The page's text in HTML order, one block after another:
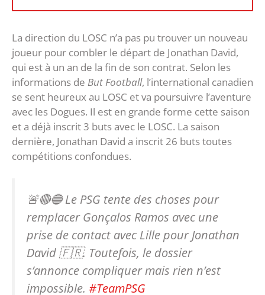
La direction du LOSC n’a pas pu trouver un nouveau
joueur pour combler le départ de Jonathan David,
qui est à un an de la fin de son contrat. Selon les
informations de But Football, l’international canadien
se sent heureux au LOSC et va poursuivre l’aventure
avec les Dogues. Il est en grande forme cette saison
et a déjà inscrit 3 buts avec le LOSC. La saison
dernière, Jonathan David a inscrit 26 buts toutes
compétitions confondues.
🚨🔴🔵 Le PSG tente des choses pour
remplacer Gonçalos Ramos avec une
prise de contact avec Lille pour Jonathan
David 🇫🇷. Toutefois, le dossier
s’annonce compliquer mais rien n’est
impossible. #TeamPSG